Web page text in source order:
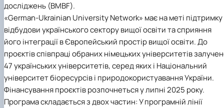
досліджень (BMBF).
«German-Ukrainian University Network» має на меті підтримку
відбудови українського сектору вищої освіти та сприяння
його інтеграції в Європейський простір вищої освіти. До
проєктів співпраці обраних німецьких університетів
47 українських університетів, серед яких і Національний
університет біоресурсів і природокористуавання України.
Фінансування проєктів розпочнеться у липні 2025 року.
Програма складається з двох частин: У програмній лінії